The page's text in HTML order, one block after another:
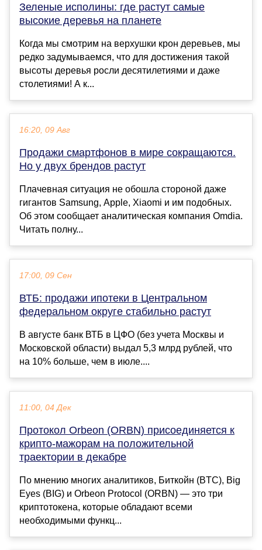
Зеленые исполины: где растут самые
высокие деревья на планете
Когда мы смотрим на верхушки крон деревьев, мы
редко задумываемся, что для достижения такой
высоты деревья росли десятилетиями и даже
столетиями! А к...
16:20, 09 Авг
Продажи смартфонов в мире сокращаются.
Но у двух брендов растут
Плачевная ситуация не обошла стороной даже
гигантов Samsung, Apple, Xiaomi и им подобных.
Об этом сообщает аналитическая компания Omdia.
Читать полну...
17:00, 09 Сен
ВТБ: продажи ипотеки в Центральном
федеральном округе стабильно растут
В августе банк ВТБ в ЦФО (без учета Москвы и
Московской области) выдал 5,3 млрд рублей, что
на 10% больше, чем в июле....
11:00, 04 Дек
Протокол Orbeon (ORBN) присоединяется к
крипто-мажорам на положительной
траектории в декабре
По мнению многих аналитиков, Биткойн (BTC), Big
Eyes (BIG) и Orbeon Protocol (ORBN) — это три
криптотокена, которые обладают всеми
необходимыми функц...